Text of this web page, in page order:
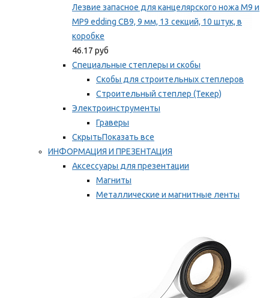
Лезвие запасное для канцелярского ножа M9 и
MP9 edding CB9, 9 мм, 13 секций, 10 штук, в
коробке
46.17 руб
Специальные степлеры и скобы
Скобы для строительных степлеров
Строительный степлер (Текер)
Электроинструменты
Граверы
СкрытьПоказать все
ИНФОРМАЦИЯ И ПРЕЗЕНТАЦИЯ
Аксессуары для презентации
Магниты
Металлические и магнитные ленты